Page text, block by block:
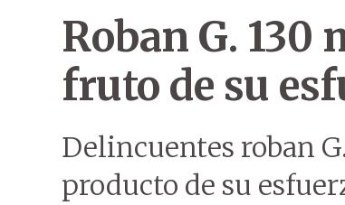
Roban G. 130
fruto de su
Delincuentes roban
producto de su